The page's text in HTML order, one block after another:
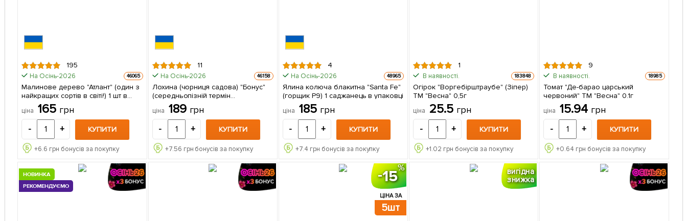
195
На Осінь-2026 46065
Малинове дерево "Атлант" (один з
найкращих сортів в світі!) 1 шт в
упаковці
ціна 165 грн
- + КУПИТИ
+6.6 грн бонусів за покупку
11
На Осінь-2026 46158
Лохина (чорниця садова) "Бонус"
(середньопізній термін
дозрівання) 1 саджанець в
упаковці
ціна 189 грн
- + КУПИТИ
+7.56 грн бонусів за покупку
4
На Осінь-2026 48965
Ялина колюча блакитна "Santa Fe"
(горщик P9) 1 саджанець в упаковці
ціна 185 грн
- + КУПИТИ
+7.4 грн бонусів за покупку
1
В наявності. 183848
Огірок "Воргебірштраубе" (Зіпер)
ТМ "Весна" 0,5г
ціна 25.5 грн
- + КУПИТИ
+1.02 грн бонусів за покупку
9
В наявності. 18985
Томат "Де-барао царський
червоний" ТМ "Весна" 0.1г
ціна 15.94 грн
- + КУПИТИ
+0.64 грн бонусів за покупку
НОВИНКА
РЕКОМЕНДУЄМО
15
ЦІНА ЗА
5шт
вигідна
знижка